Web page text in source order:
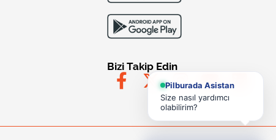
Bizi Takip Edin
Pilburada Asistan
Size nasıl yardımcı
olabilirim?